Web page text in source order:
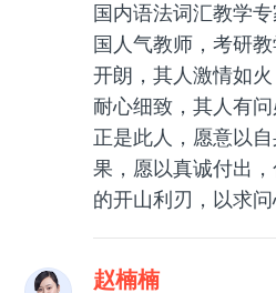
国内语法词汇教学
国人气教师，考研
开朗，其人激情如
耐心细致，其人有
正是此人，愿意以
果，愿以真诚付出
的开山利刃，以求问
赵楠楠